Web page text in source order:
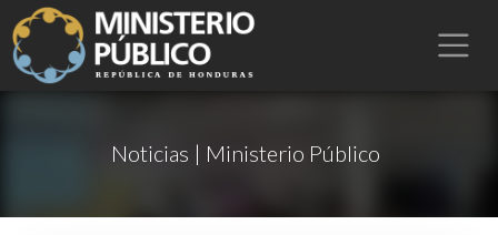
Noticias | Ministerio Público